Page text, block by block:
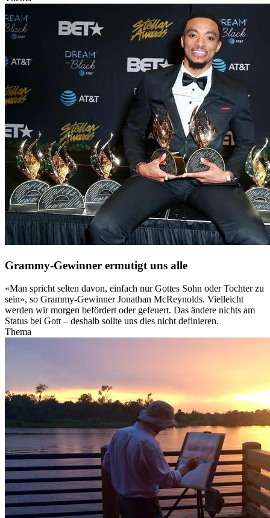
Grammy-Gewinner ermutigt uns alle
«Man spricht selten davon, einfach nur Gottes Sohn oder Tochter zu
sein», so Grammy-Gewinner Jonathan McReynolds. Vielleicht
werden wir morgen befördert oder gefeuert. Das ändere nichts am
Status bei Gott – deshalb sollte uns dies nicht definieren.
Thema